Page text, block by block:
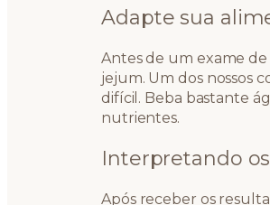
Adapte sua
Antes de um exame
jejum. Um dos nossos
difícil. Beba bastante
nutrientes.
Interpretando
Após receber os